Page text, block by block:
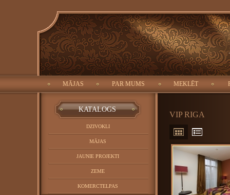
MĀJAS PAR MUMS MEKLĒT
ID: Meklēt: Objekta tips: Pilsēta:
KATALOGS
DZIVOKLI
MĀJAS
JAUNIE PROJEKTI
ZEME
KOMERCTELPAS
VIP RIGA